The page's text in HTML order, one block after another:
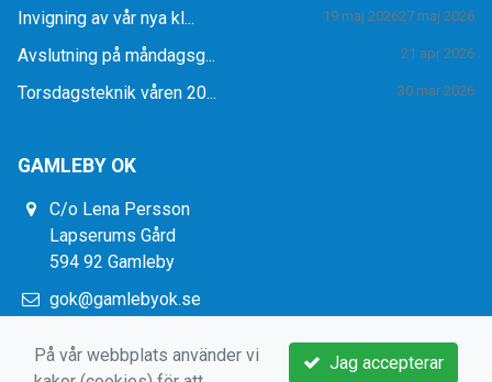
27 maj 2026
Invigning av vår nya kl... 19 maj 2026
Avslutning på måndagsg... 21 apr 2026
Torsdagsteknik våren 20... 30 mar 2026
GAMLEBY OK
C/o Lena Persson
Lapserums Gård
594 92 Gamleby
gok@gamlebyok.se
Jag accepterar
På vår webbplats använder vi